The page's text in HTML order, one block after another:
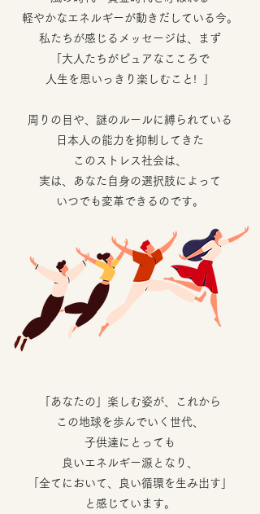
軽やかなエネルギーが動きだしている今。
私たちが感じるメッセージは、
まず
「大人たちがピュアなこころで
人生を思いっきり楽しむこと! 」
周りの目や、謎のルールに縛られている
日本人の能力を抑制してきた
このストレス社会は、
実は、あなた自身の選択肢によって
いつでも変革できるのです。
「あなたの」楽しむ姿が、
これから
この地球を歩んでいく世代、
子供達にとっても
良いエネルギー源となり、
「全てにおいて、良い循環を生み出す」
と感じています。